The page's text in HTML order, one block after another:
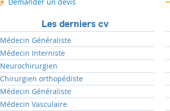
Les derniers cv
Médecin Généraliste
Médecin Interniste
Neurochirurgien
Chirurgien orthopédiste
Médecin Généraliste
Médecin Vasculaire